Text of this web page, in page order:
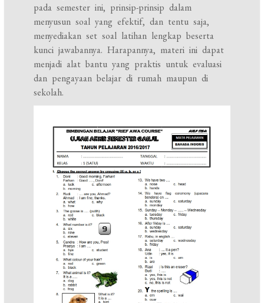
pada semester ini, prinsip-prinsip dalam
menyusun soal yang efektif, dan tentu saja,
menyediakan set soal latihan lengkap beserta
kunci jawabannya. Harapannya, materi ini dapat
menjadi alat bantu yang praktis untuk evaluasi
dan pengayaan belajar di rumah maupun di
sekolah.